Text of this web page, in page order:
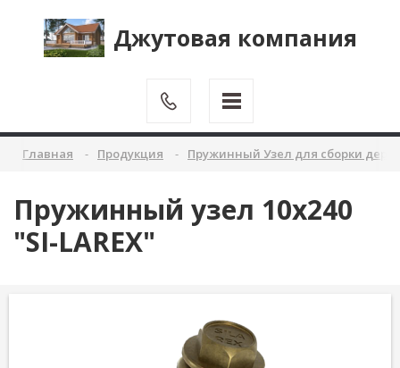
Джутовая компания
Главная Продукция Пружинный Узел для сборки
Пружинный узел 10х240
"SI-LAREX"